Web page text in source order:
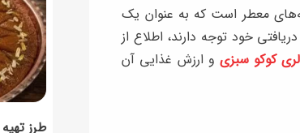
معطر است که به عنوان یک
خود توجه دارند، اطلاع از
کوکو سبزی و ارزش غذایی آن
طرز